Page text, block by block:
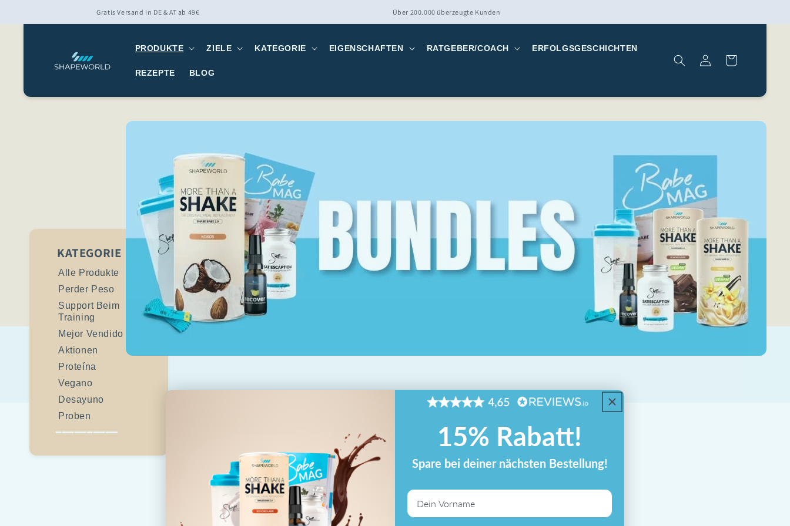
Gratis Versand in DE & AT ab 49€ Über 200.000 überzeugte Kunden
PRODUKTE ZIELE KATEGORIE EIGENSCHAFTEN RATGEBER/COACH ERFOLGSGESCHICHTEN
REZEPTE BLOG
Iniciar
Sesión
KATEGORIE
Alle Produkte
Perder Peso
Support Beim
Training
Mejor Vendido
Aktionen
Proteína
Vegano
Desayuno
Proben
━━━━━━━━━━ 15% Rabatt!
Spare bei deiner nächsten Bestellung!